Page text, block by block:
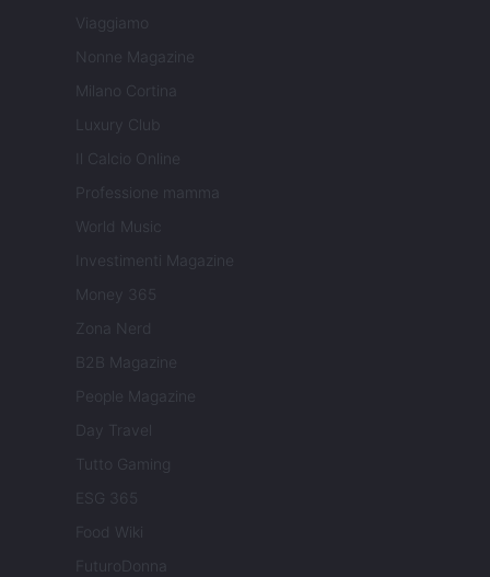
Viaggiamo
Nonne Magazine
Milano Cortina
Luxury Club
Il Calcio Online
Professione mamma
World Music
Investimenti Magazine
Money 365
Zona Nerd
B2B Magazine
People Magazine
Day Travel
Tutto Gaming
ESG 365
Food Wiki
FuturoDonna